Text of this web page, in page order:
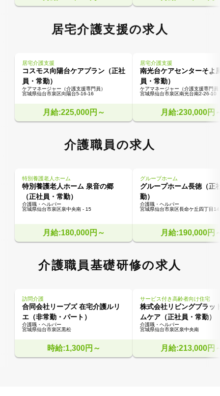
居宅介護支援の求人
居宅介護支援
コスモス向陽台ケアプラン（正社
員・常勤）
ケアマネージャー（介護支援専門員）
宮城県仙台市泉区向陽台5-16-16
月給:225,000円～
居宅介護支援
南光台ケアセンターそよ
員・常勤）
ケアマネージャー（介護支援専門員
宮城県仙台市泉区南光台南2-26-10
月給:230,000円
介護職員の求人
特別養護老人ホーム
特別養護老人ホーム 泉音の郷
（正社員・常勤）
介護職・ヘルパー
宮城県仙台市泉区泉中央南 - 15
月給:180,000円～
グループホーム
グループホーム長徳（正
勤）
介護職・ヘルパー
宮城県仙台市泉区長命ケ丘四丁目
月給:190,000円
介護職員基礎研修の求人
訪問介護
合同会社リープズ 在宅介護ルリ
エ（非常勤・パート）
介護職・ヘルパー
宮城県仙台市泉区黒松
時給:1,300円～
サービス付き高齢者向け住宅
株式会社リビングプラッ
ムケア（正社員・常勤）
介護職・ヘルパー
宮城県仙台市泉区泉中央南
月給:213,000円